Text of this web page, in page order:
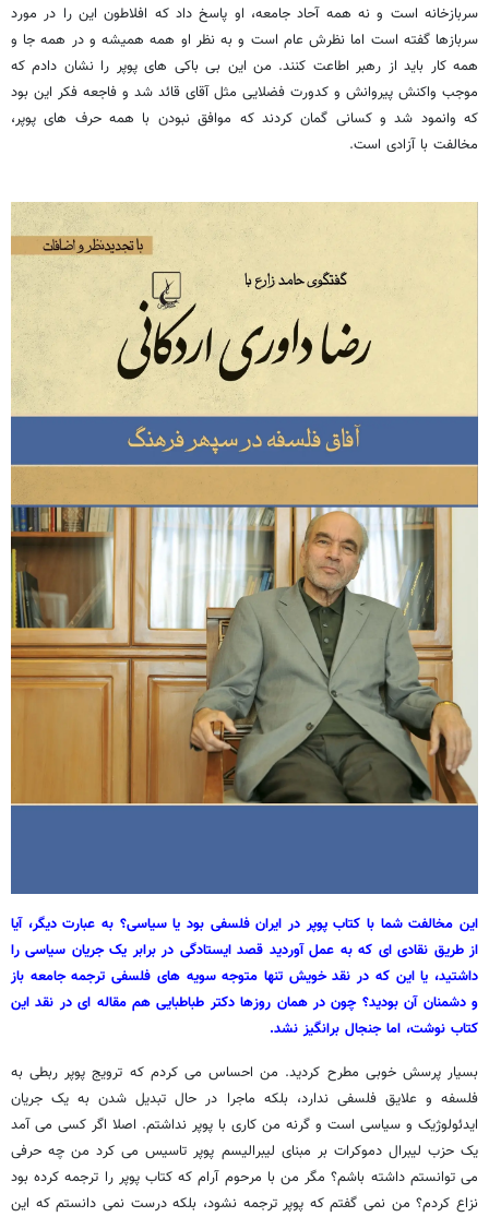
سربازخانه است و نه همه آحاد جامعه، او پاسخ داد که افلاطون این را در مورد
سربازها گفته است اما نظرش عام است و به نظر او همه همیشه و در همه جا و
همه کار باید از رهبر اطاعت کنند. من این بی باکی های پوپر را نشان دادم که
موجب واکنش پیروانش و کدورت فضلایی مثل آقای قائد شد و فاجعه فکر این بود
که وانمود شد و کسانی گمان کردند که موافق نبودن با همه حرف های پوپر،
مخالفت با آزادی است.
این مخالفت شما با کتاب پوپر در ایران فلسفی بود یا سیاسی؟ به عبارت دیگر، آیا
از طریق نقادی ای که به عمل آوردید قصد ایستادگی در برابر یک جریان سیاسی را
داشتید، یا این که در نقد خویش تنها متوجه سویه های فلسفی ترجمه جامعه باز
و دشمنان آن بودید؟ چون در همان روزها دکتر طباطبایی هم مقاله ای در نقد این
کتاب نوشت، اما جنجال برانگیز نشد.
بسیار پرسش خوبی مطرح کردید. من احساس می کردم که ترویج پوپر ربطی به
فلسفه و علایق فلسفی ندارد، بلکه ماجرا در حال تبدیل شدن به یک جریان
ایدئولوژیک و سیاسی است و گرنه من کاری با پوپر نداشتم. اصلا اگر کسی می آمد
یک حزب لیبرال دموکرات بر مبنای لیبرالیسم پوپر تاسیس می کرد من چه حرفی
می توانستم داشته باشم؟ مگر من با مرحوم آرام که کتاب پوپر را ترجمه کرده بود
نزاع کردم؟ من نمی گفتم که پوپر ترجمه نشود، بلکه درست نمی دانستم که این